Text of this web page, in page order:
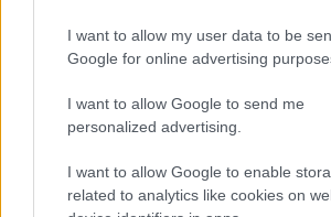
I want to allow my user data to be
Google for online advertising
I want to allow Google to send me
personalized advertising.
I want to allow Google to enable
related to analytics like cookies on
Guía completa para crear y gestionar